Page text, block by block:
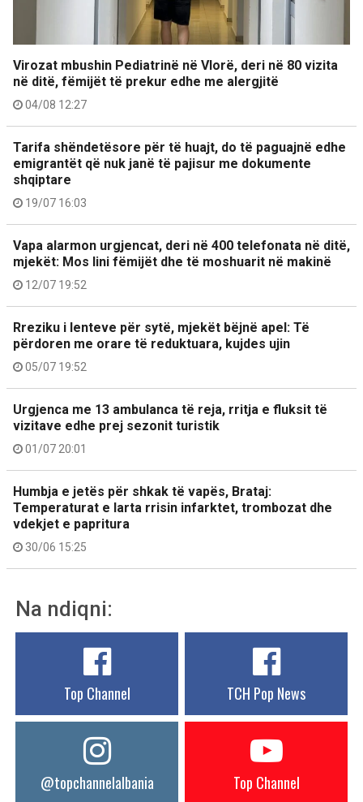
Virozat mbushin Pediatrinë në Vlorë, deri në 80 vizita
në ditë, fëmijët të prekur edhe me alergjitë
04/08 12:27
Tarifa shëndetësore për të huajt, do të paguajnë edhe
emigrantët që nuk janë të pajisur me dokumente
shqiptare
19/07 16:03
Vapa alarmon urgjencat, deri në 400 telefonata në ditë,
mjekët: Mos lini fëmijët dhe të moshuarit në makinë
12/07 19:52
Rreziku i lenteve për sytë, mjekët bëjnë apel: Të
përdoren me orare të reduktuara, kujdes ujin
05/07 19:52
Urgjenca me 13 ambulanca të reja, rritja e fluksit të
vizitave edhe prej sezonit turistik
01/07 20:01
Humbja e jetës për shkak të vapës, Brataj:
Temperaturat e larta rrisin infarktet, trombozat dhe
vdekjet e papritura
30/06 15:25
Na ndiqni:
Top Channel TCH Pop News
@topchannelalbania Top Channel